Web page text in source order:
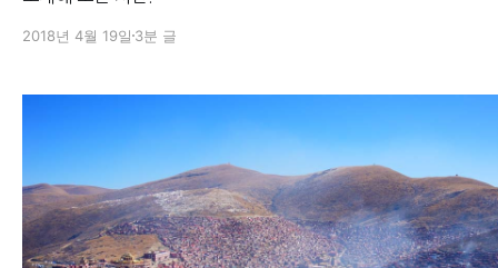
2018년 4월 19일 3분 글